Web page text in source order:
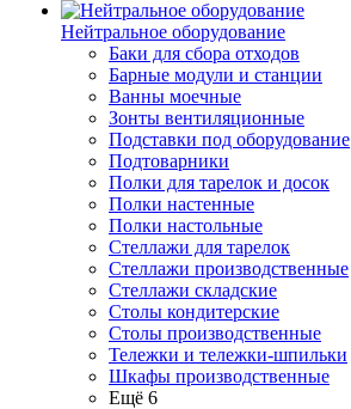
Нейтральное оборудование
Баки для сбора отходов
Барные модули и станции
Ванны моечные
Зонты вентиляционные
Подставки под оборудование
Подтоварники
Полки для тарелок и досок
Полки настенные
Полки настольные
Стеллажи для тарелок
Стеллажи производственные
Стеллажи складские
Столы кондитерские
Столы производственные
Тележки и тележки-шпильки
Шкафы производственные
Ещё 6